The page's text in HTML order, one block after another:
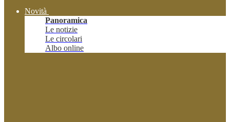
Novità
Panoramica
Le notizie
Le circolari
Albo online